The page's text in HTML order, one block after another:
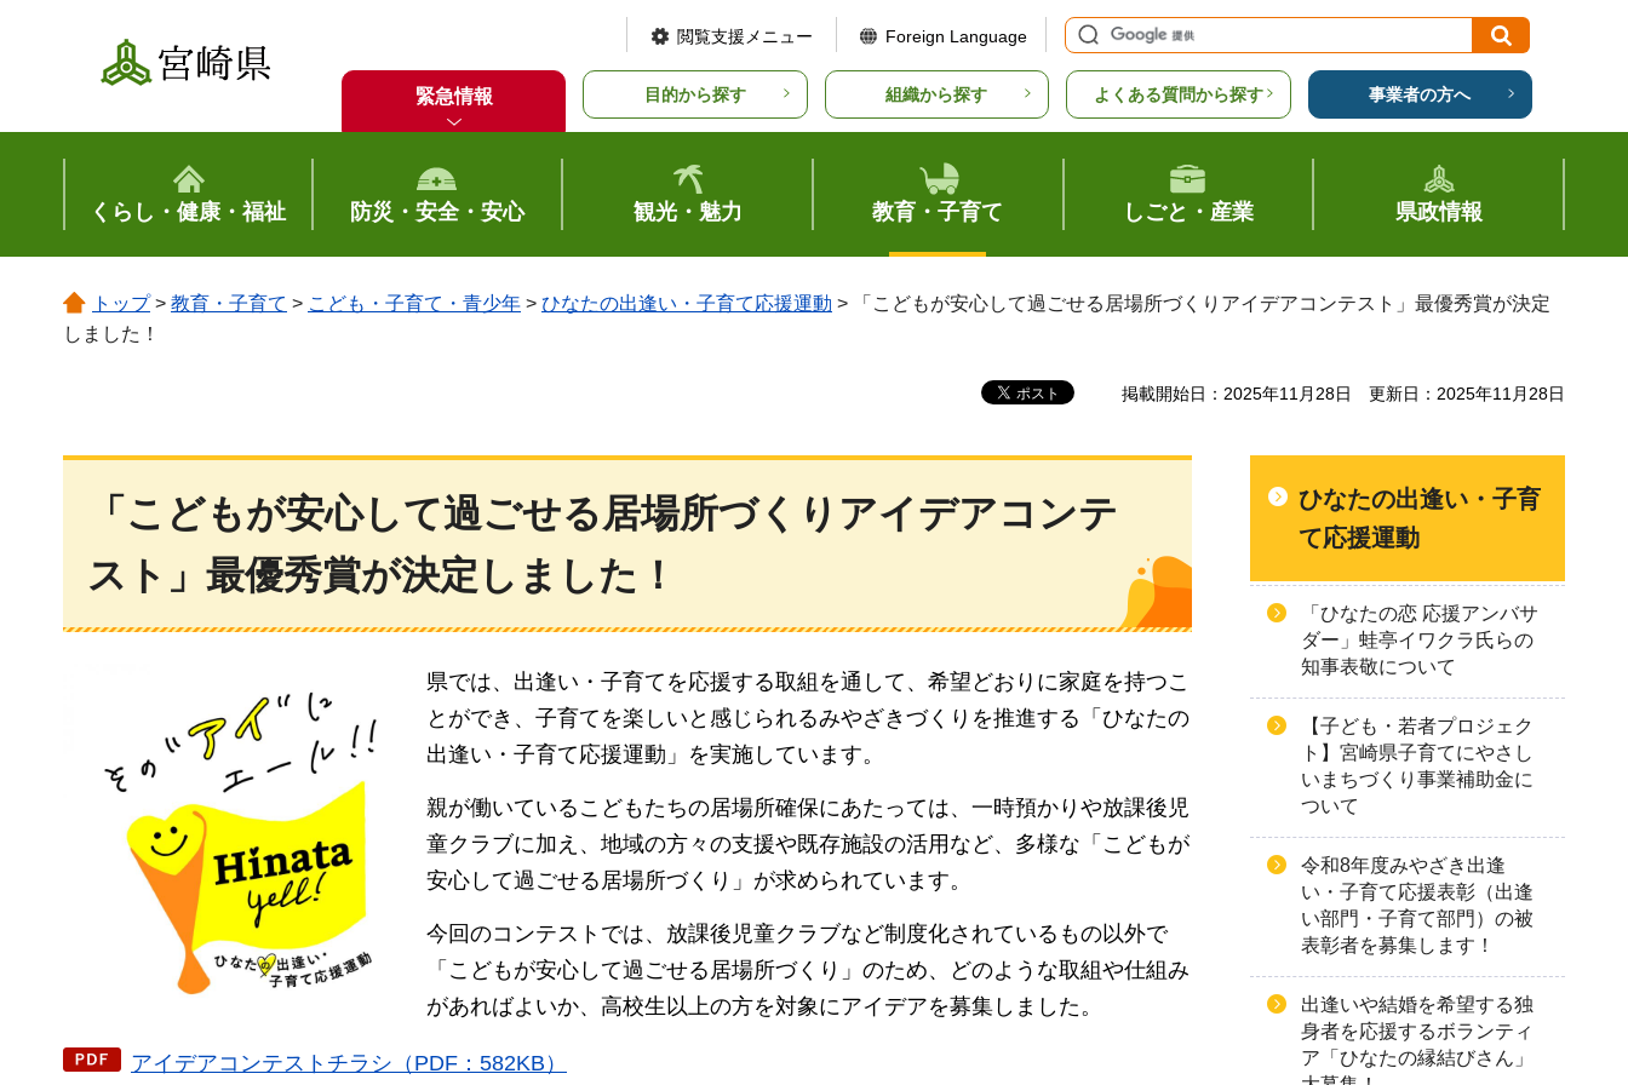
宮崎県
閲覧支援メニュー Foreign Language
緊急情報 目的から探す 組織から探す よくある質問から探す 事業者の方へ
くらし・健康・福祉 防災・安全・安心 観光・魅力 教育・子育て しごと・産業 県政情報
トップ> 教育・子育て > こども・子育て・青少年 > ひなたの出逢い・子育て応援運動 > 「こどもが安心して過ごせる居場所づくりアイデアコンテスト」最優秀賞が決定
しました！
掲載開始日：2025年11月28日 更新日：2025年11月28日
「こどもが安心して過ごせる居場所づくりアイデアコンテ
スト」最優秀賞が決定しました！
県では、出逢い・子育てを応援する取組を通して、希望どおりに家庭を持つこ
とができ、子育てを楽しいと感じられるみやざきづくりを推進する「ひなたの
出逢い・子育て応援運動」を実施しています。
親が働いているこどもたちの居場所確保にあたっては、一時預かりや放課後児
童クラブに加え、地域の方々の支援や既存施設の活用など、多様な「こどもが
安心して過ごせる居場所づくり」が求められています。
今回のコンテストでは、放課後児童クラブなど制度化されているもの以外で
「こどもが安心して過ごせる居場所づくり」のため、どのような取組や仕組み
があればよいか、高校生以上の方を対象にアイデアを募集しました。
アイデアコンテストチラシ（PDF：582KB）
ひなたの出逢い・子育
て応援運動
「ひなたの恋 応援アンバサ
ダー」蛙亭イワクラ氏らの
知事表敬について
【子ども・若者プロジェク
ト】宮崎県子育てにやさし
いまちづくり事業補助金に
ついて
令和8年度みやざき出逢
い・子育て応援表彰（出逢
い部門・子育て部門）の被
表彰者を募集します！
出逢いや結婚を希望する独
身者を応援するボランティ
ア「ひなたの縁結びさん」